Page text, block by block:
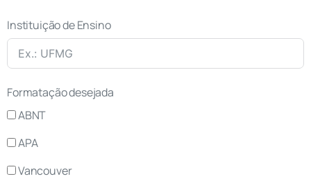
Instituição de Ensino
Formatação desejada
ABNT
APA
Vancouver